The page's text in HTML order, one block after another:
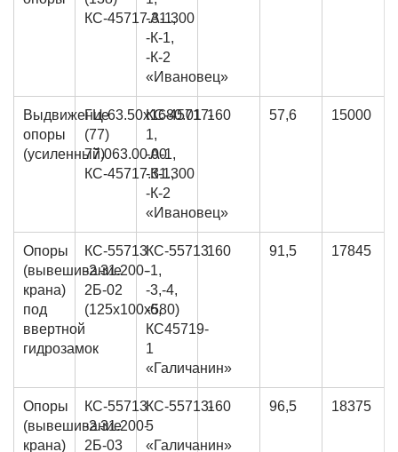
КС-45717.31.300
-А-1,
-К-1,
-К-2
«Ивановец»
Выдвижение
опоры
(усиленный)
ГЦ-63.50х1680.01
(77)
77.063.00.00
КС-45717.31.300
КС-45717-
1,
-А-1,
-К-1,
-К-2
«Ивановец»
160 57,6 15000
Опоры
(вывешивание
крана)
под
ввертной
гидрозамок
КС-55713
-2.31.200-
2Б-02
(125х100х580)
КС-55713
-1,
-3,-4,
-6,
КС45719-
1
«Галичанин»
160 91,5 17845
Опоры
(вывешивание
крана)
КС-55713
-2.31.200-
2Б-03
КС-55713-
5
«Галичанин»
160 96,5 18375